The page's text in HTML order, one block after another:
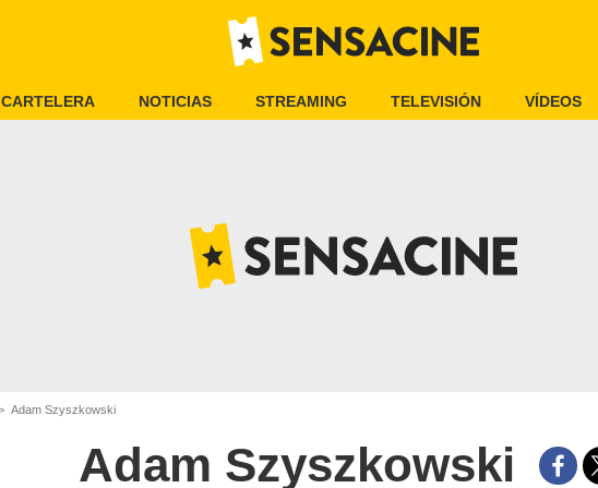
CARTELERA NOTICIAS STREAMING TELEVISIÓN VÍDEOS
Adam Szyszkowski
Adam Szyszkowski